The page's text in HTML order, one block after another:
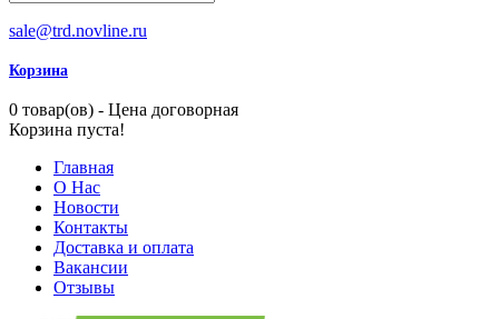
sale@trd.novline.ru
Корзина
0 товар(ов) - Цена договорная
Корзина пуста!
Главная
О Нас
Новости
Контакты
Доставка и оплата
Вакансии
Отзывы